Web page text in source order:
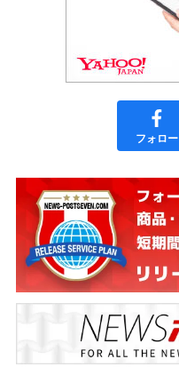
フォロー